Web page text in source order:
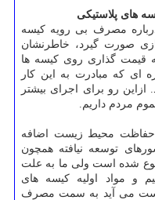
های پلاستیکی
مصرف بی رویه کیسه
صورت گیرد، خاطرنشان
قیمت گذاری روی کیسه ها
ای که مبادرت به این کار
رو برای اجرای بیشتر
مردم داریم.
حفاظت محیط زیست اضافه
توسعه نیافته همچون
شده است ولی ما به علت
و مواد اولیه کیسه های
دست می آید به سمت مصرف